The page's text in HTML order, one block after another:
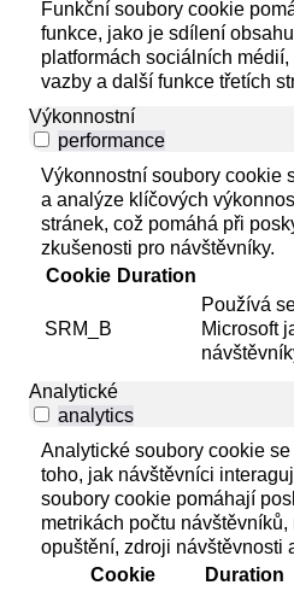
Funkční soubory cookie
funkce, jako je sdílení
platformách sociálních
vazby a další funkce třetích
Výkonnostní
performance
Výkonnostní soubory cookie
a analýze klíčových
stránek, což pomáhá při
zkušenosti pro návštěvníky.
Cookie Duration
SRM_B
Používá
Microsoft
Analytické
analytics
Analytické soubory cookie
toho, jak návštěvníci
soubory cookie pomáhají
metrikách počtu
opuštění, zdroji návštěvnosti
Cookie
Duration